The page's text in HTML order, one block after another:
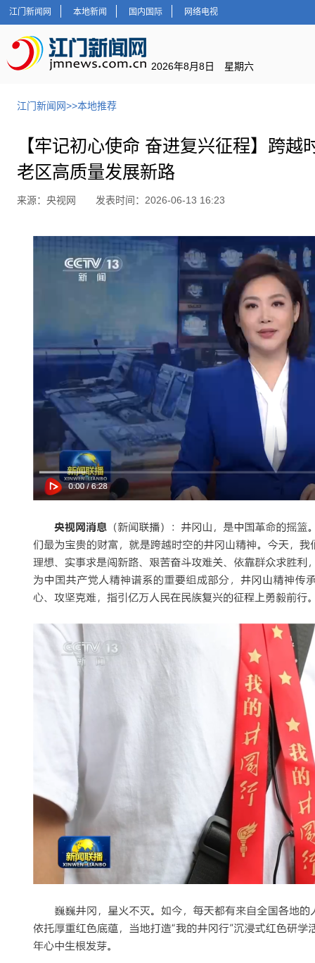
江门新闻网 本地新闻 国内国际 网络电视
2026年8月8日 星期六
江门新闻网>>本地推荐
【牢记初心使命 奋进复兴征程】跨
老区高质量发展新路
来源：央视网 发表时间：2026-06-13 16:23